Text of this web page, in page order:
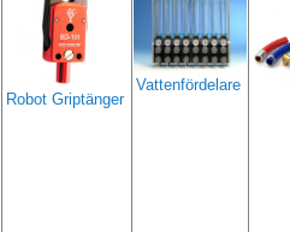
Robot Griptänger
Vattenfördelare